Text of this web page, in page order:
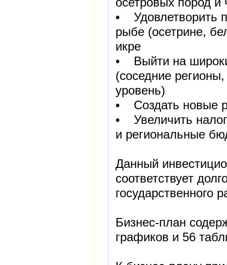
• Удовлетворить
рыбе (осетрине,
икре
• Выйти на
(соседние
уровень)
• Создать новые
• Увеличить
и региональные
Данный
соответствует
государственного
Бизнес-план
графиков и 56